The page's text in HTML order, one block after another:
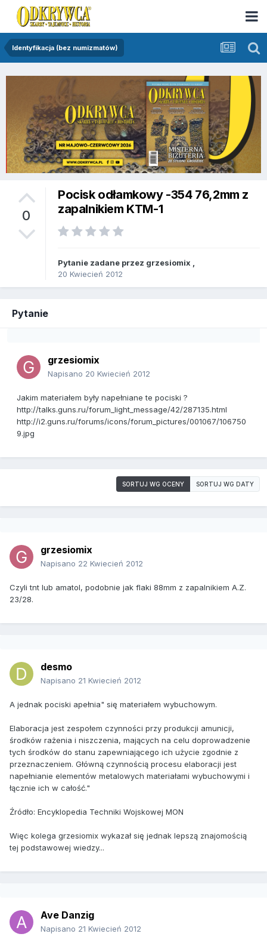
Identyfikacja (bez numizmatów)
0
Pocisk odłamkowy -354 76,2mm z
zapalnikiem KTM-1
Pytanie zadane przez grzesiomix
20 Kwiecień 2012
Pytanie
grzesiomix
Napisano 20 Kwiecień 2012
Jakim materiałem były napełniane te pociski ?
http://talks.guns.ru/forum_light_message/42/287135.html
http://i2.guns.ru/forums/icons/forum_pictures/001067/106750
9.jpg
SORTUJ WG OCENY SORTUJ WG DATY
grzesiomix
Napisano 22 Kwiecień 2012
Czyli tnt lub amatol, podobnie jak flaki 88mm z zapalnikiem A.Z.
23/28.
desmo
Napisano 21 Kwiecień 2012
A jednak pociski apełnia" się materiałem wybuchowym.
Elaboracja jest zespołem czynności przy produkcji amunicji,
środków rażenia i niszczenia, mających na celu doprowadzenie
tych środków do stanu zapewniającego ich użycie zgodnie z
przeznaczeniem. Główną czynnością procesu elaboracji jest
napełnianie elementów metalowych materiałami wybuchowymi i
łącznie ich w całość."
Źródło: Encyklopedia Techniki Wojskowej MON
Więc kolega grzesiomix wykazał się jednak lepszą znajomością
tej podstawowej wiedzy...
Ave Danzig
Napisano 21 Kwiecień 2012